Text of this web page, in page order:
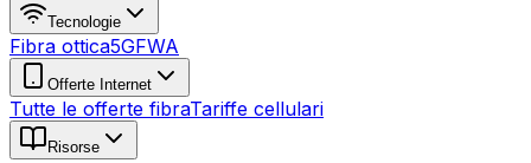
Tecnologie
Fibra ottica5GFWA
Offerte Internet
Tutte le offerte fibraTariffe cellulari
Risorse